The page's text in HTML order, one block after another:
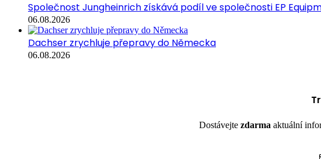
Společnost Jungheinrich získává podíl ve společnosti EP
06.08.2026
Dachser zrychluje přepravy do Německa
06.08.2026
Dostávejte zdarma aktuální